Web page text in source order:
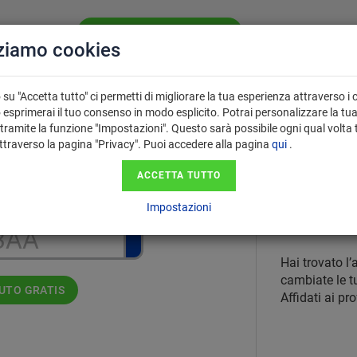
PERCHÉ USARE
IL VALUTATORE?
formato AA123AA.
GRATIS
Hai trovato
cambiate le
Affidati ai
cookies
su "Accetta tutto" ci permetti di migliorare la tua esperienza attraverso i
esprimerai il tuo consenso in modo esplicito. Potrai personalizzare la tua
la funzione "Impostazioni". Questo sarà possibile ogni qual volta
la pagina "Privacy". Puoi accedere alla pagina qui .
ACCETTA TUTTO
Impostazioni